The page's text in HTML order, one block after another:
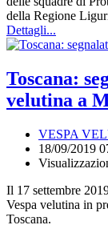
della Regione
Dettagli...
Toscana:
velutina a
VESPA
18/09/2019
Il 17 settembre
Vespa velutina in
Toscana.